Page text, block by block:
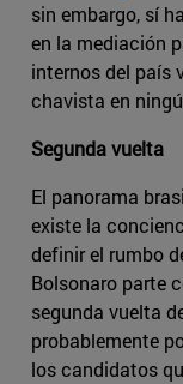
sin embargo, sí
en la mediación
internos del país
chavista en
Segunda vuelta
El panorama
existe la
definir el rumbo
Bolsonaro parte
segunda vuelta
probablemente
los candidatos